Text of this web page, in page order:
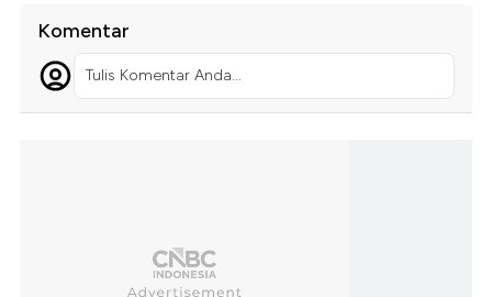
Komentar
Tulis Komentar Anda...